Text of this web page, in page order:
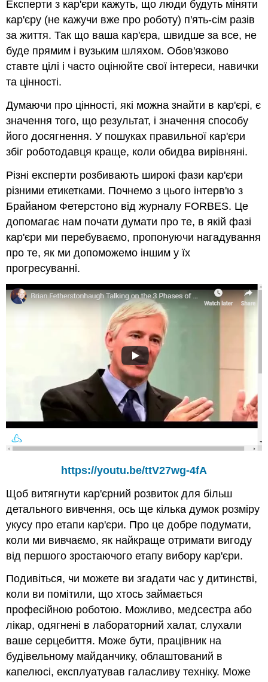
Експерти з кар'єри кажуть, що люди будуть міняти
кар'єру (не кажучи вже про роботу) п'ять-сім разів
за життя. Так що ваша кар'єра, швидше за все, не
буде прямим і вузьким шляхом. Обов'язково
ставте цілі і часто оцінюйте свої інтереси, навички
та цінності.
Думаючи про цінності, які можна знайти в кар'єрі, є
значення того, що результат, і значення способу
його досягнення. У пошуках правильної кар'єри
збіг роботодавця краще, коли обидва вирівняні.
Різні експерти розбивають широкі фази кар'єри
різними етикетками. Почнемо з цього інтерв'ю з
Брайаном Фетерстоно від журналу FORBES. Це
допомагає нам почати думати про те, в якій фазі
кар'єри ми перебуваємо, пропонуючи нагадування
про те, як ми допоможемо іншим у їх
прогресуванні.
https://youtu.be/ttV27wg-4fA
Щоб витягнути кар'єрний розвиток для більш
детального вивчення, ось ще кілька думок розміру
укусу про етапи кар'єри. Про це добре подумати,
коли ми вивчаємо, як найкраще отримати вигоду
від першого зростаючого етапу вибору кар'єри.
Подивіться, чи можете ви згадати час у дитинстві,
коли ви помітили, що хтось займається
професійною роботою. Можливо, медсестра або
лікар, одягнені в лабораторний халат, слухали
ваше серцебиття. Може бути, працівник на
будівельному майданчику, облаштований в
капелюсі, експлуатував галасливу техніку. Може